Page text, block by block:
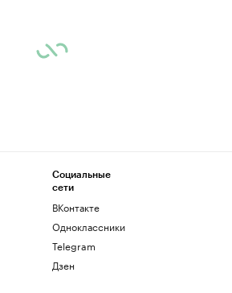
Социальные
сети
ВКонтакте
Одноклассники
Telegram
Дзен